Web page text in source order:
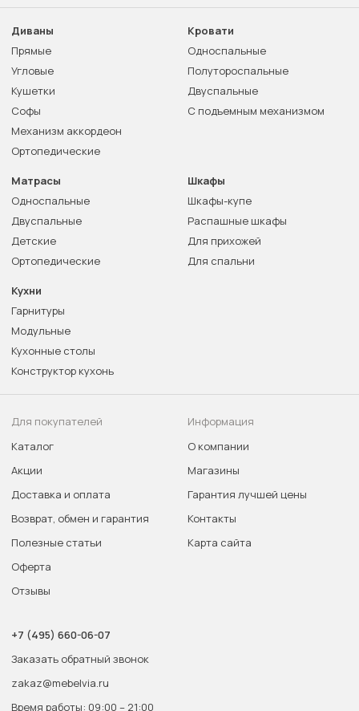
Диваны
Прямые
Угловые
Кушетки
Софы
Механизм аккордеон
Ортопедические
Кровати
Односпальные
Полутороспальные
Двуспальные
С подъемным механизмом
Матрасы
Односпальные
Двуспальные
Детские
Ортопедические
Шкафы
Шкафы-купе
Распашные шкафы
Для прихожей
Для спальни
Кухни
Гарнитуры
Модульные
Кухонные столы
Конструктор кухонь
Для покупателей
Каталог
Акции
Доставка и оплата
Возврат, обмен и гарантия
Полезные статьи
Оферта
Отзывы
Информация
О компании
Магазины
Гарантия лучшей цены
Контакты
Карта сайта
+7 (495) 660-06-07
Заказать обратный звонок
zakaz@mebelvia.ru
Время работы: 09:00 – 21:00